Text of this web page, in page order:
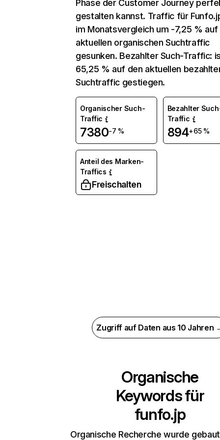
Phase der Customer Journey
gestalten kannst. Traffic für
im Monatsvergleich um -7,25 % auf
aktuellen organischen Suchtraffic
gesunken. Bezahlter Such-Traffic:
65,25 % auf den aktuellen
Suchtraffic gestiegen.
Organischer Such-
Traffic
7380-7 %
Bezahlter
Traffic
894+65 %
Anteil des Marken-
Traffics
Freischalten
Zugriff auf Daten aus 10 Jahren
Organische
Keywords für
funfo.jp
Organische Recherche wurde